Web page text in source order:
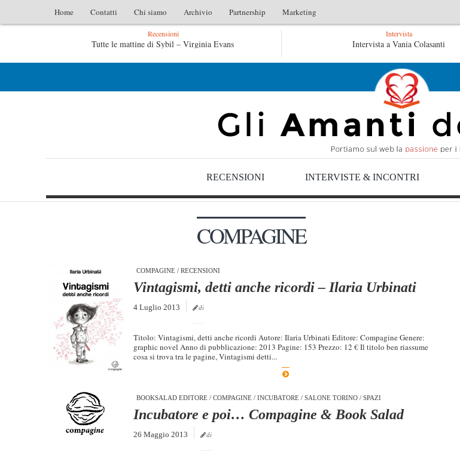
Home Contatti Chi siamo Archivio Partnership Marketing
Recensioni
Tutte le mattine di Sybil – Virginia Evans L’idraulico non verrà – Fruttero & Lucentini
L’idraulico non verrà – Fruttero & Lucentini
Intervista
Intervista a Vania Colasanti
RECENSIONI INTERVISTE & INCONTRI
COMPAGINE
COMPAGINE / RECENSIONI
Vintagismi, detti anche ricordi – Ilaria Urbinati
4 Luglio 2013 di
Titolo: Vintagismi, detti anche ricordi Autore: Ilaria Urbinati Editore: Compagine Genere:
graphic novel Anno di pubblicazione: 2013 Pagine: 153 Prezzo: 12 € Il titolo ben riassume
cosa si trova tra le pagine, Vintagismi detti...
BOOKSALAD EDITORE / COMPAGINE / INCUBATORE / SALONE TORINO / SPAZI
Incubatore e poi… Compagine & Book Salad
26 Maggio 2013 di